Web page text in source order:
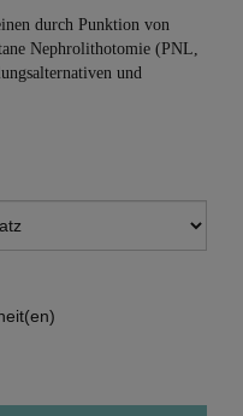
durch Punktion von
Nephrolithotomie (PNL,
und